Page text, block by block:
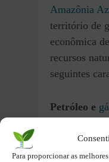
Para proporcionar as
Amazônia
território de
econômica
recursos
seguintes
Petróleo e
petróleo e
na camada